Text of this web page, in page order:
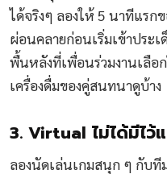
ได้จริงๆ ลองให้ 5 นาทีแร
ผ่อนคลายก่อนเริ่มเข้าประ
พื้นหลังที่เพื่อนร่วมงานเลือ
เครื่องดื่มของคู่สนทนาดูบ้าง
3. Virtual ไม่ได้มีไว้
ลองนัดเล่นเกมสนุก ๆ กับที